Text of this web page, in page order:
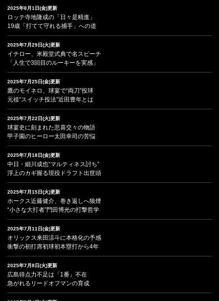
2025年8月1日(金)更新
ロッテ寺地隆成の「日々是精進」
19歳「打てて守れる捕手」への道
2025年7月29日(火)更新
イチロー、米殿堂式典で名スピーチ
「人生で3回目のルーキーを実感」
2025年7月25日(金)更新
鷹のモイネロ、球宴で“両刀”投球
元祖“スイッチ投法”近田豊年とは
2025年7月22日(火)更新
球宴史に刻まれた悲喜交々の物語
甲子園のヒーロー太田幸司の苦悩
2025年7月18日(金)更新
中日・細川成也“マルティネス討ち”
浮上のカギ握る現役ドラフト出世頭
2025年7月15日(火)更新
ホークス近藤健介、巻き返しへ狼煙
“小さな大打者”門田博光の打撃哲学
2025年7月11日(金)更新
オリックス来田涼斗に本格化の予感
衝撃の初打席初球初本塁打から4年
2025年7月8日(火)更新
広島得点力不足は「1番」不在
急がれるリードオフマンの育成